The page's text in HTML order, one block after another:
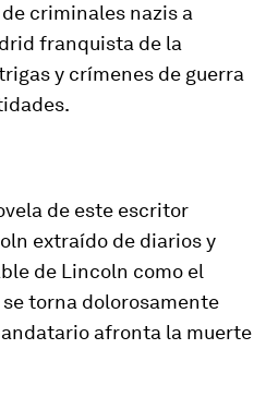
criminales nazis a
franquista de la
y crímenes de guerra
de este escritor
extraído de diarios y
de Lincoln como el
torna dolorosamente
afronta la muerte